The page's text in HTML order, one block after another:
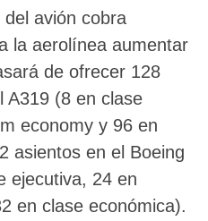
avión cobra
la aerolínea aumentar
de ofrecer 128
A319 (8 en clase
economy y 96 en
asientos en el Boeing
ejecutiva, 24 en
en clase económica).